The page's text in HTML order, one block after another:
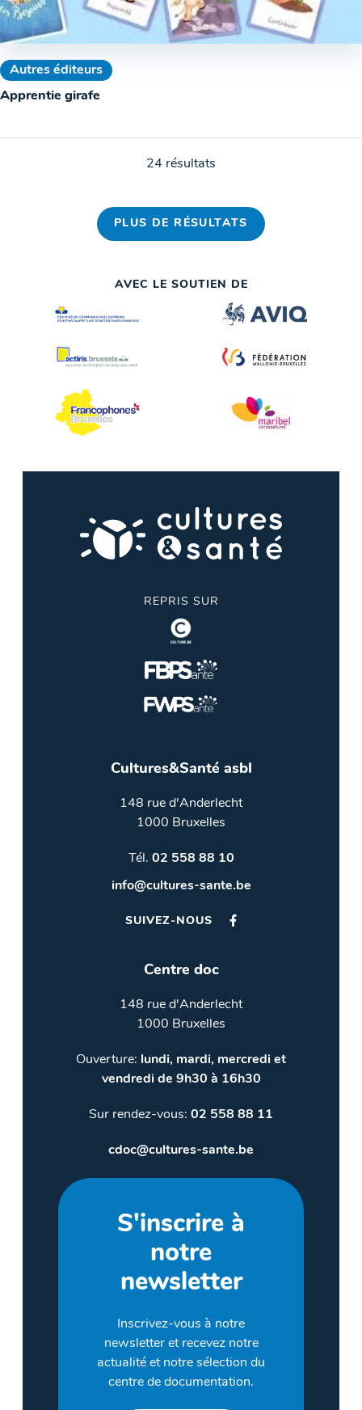
Autres éditeurs
Apprentie girafe
24 résultats
PLUS DE RÉSULTATS
AVEC LE SOUTIEN DE
REPRIS SUR
Cultures&Santé asbl
148 rue d'Anderlecht
1000 Bruxelles
Tél. 02 558 88 10
info@cultures-sante.be
SUIVEZ-NOUS
Centre doc
148 rue d'Anderlecht
1000 Bruxelles
Ouverture: lundi, mardi, mercredi et
vendredi de 9h30 à 16h30
Sur rendez-vous: 02 558 88 11
cdoc@cultures-sante.be
S'inscrire à
notre
newsletter
Inscrivez-vous à notre
newsletter et recevez notre
actualité et notre sélection du
centre de documentation.